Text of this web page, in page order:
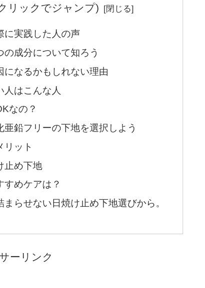
リックでジャンプ)
に実践した人の声
成分について知ろう
なるかもしれない理由
人はこんな人
なの？
鉛フリーの下地を選択しよう
リット
止め下地
すめケアは？
らせない日焼け止め下地選びから。
ーリンク